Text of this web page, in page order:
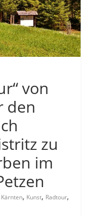
von
den
zu
im
Kärnten, Kunst, Radtour,